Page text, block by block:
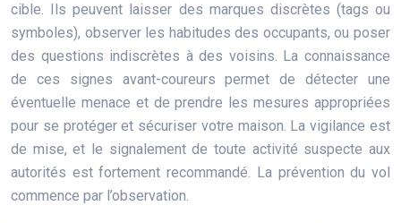
cible. Ils peuvent laisser des marques discrètes (tags ou
symboles), observer les habitudes des occupants, ou poser
des questions indiscrètes à des voisins. La connaissance
de ces signes avant-coureurs permet de détecter une
éventuelle menace et de prendre les mesures appropriées
pour se protéger et sécuriser votre maison. La vigilance est
de mise, et le signalement de toute activité suspecte aux
autorités est fortement recommandé. La prévention du vol
commence par l’observation.